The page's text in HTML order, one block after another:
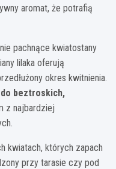
aromat, że potrafią
pachnące kwiatostany
lilaka oferują
okres kwitnienia.
beztroskich,
z najbardziej
kwiatach, których zapach
przy tarasie czy pod